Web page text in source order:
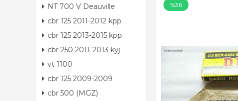
NT 700 V Deauville
cbr 125 2011-2012 kpp
cbr 125 2013-2015 kpp
cbr 250 2011-2013 kyj
vt 1100
cbr 125 2009-2009
cbr 500 (MGZ)
%36